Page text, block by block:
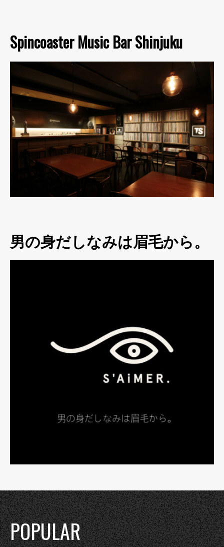
Spincoaster Music Bar Shinjuku
男の身だしなみは眉毛から。
POPULAR